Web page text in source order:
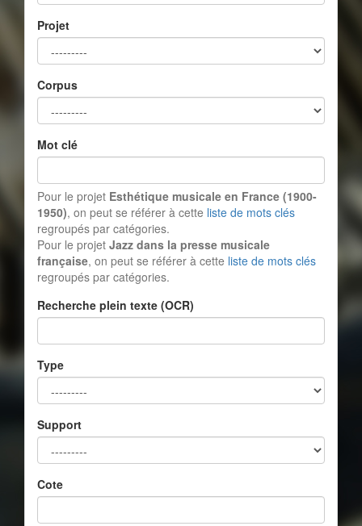
Projet
Corpus
Mot clé
Pour le projet Esthétique musicale en France (1900-
1950), on peut se référer à cette liste de mots clés
regroupés par catégories.
Pour le projet Jazz dans la presse musicale
française, on peut se référer à cette liste de mots clés
regroupés par catégories.
Recherche plein texte (OCR)
Type
Support
Cote